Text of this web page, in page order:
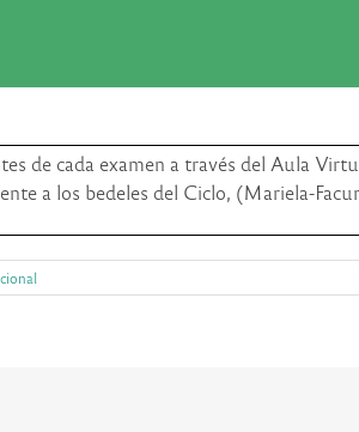
de cada examen a través del Aula
a los bedeles del Ciclo, (Mariela-